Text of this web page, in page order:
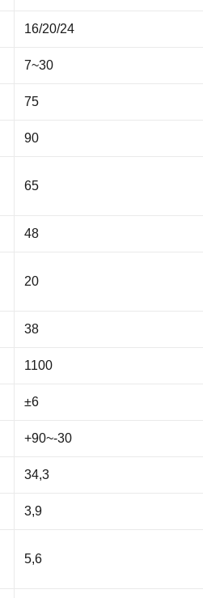
16/20/24
7~30
75
90
65
48
20
38
1100
±6
+90~-30
34,3
3,9
5,6